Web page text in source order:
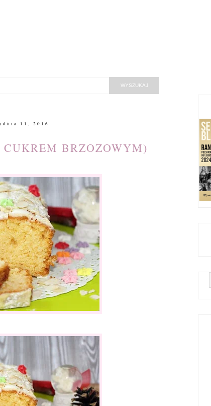
11, 2016
BRZOZOWYM)